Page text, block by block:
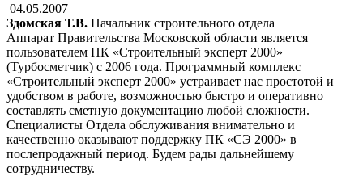
04.05.2007
Здомская Т.В. Начальник строительного отдела
Аппарат Правительства Московской области является
пользователем ПК «Строительный эксперт 2000»
(Турбосметчик) с 2006 года. Программный комплекс
«Строительный эксперт 2000» устраивает нас простотой и
удобством в работе, возможностью быстро и оперативно
составлять сметную документацию любой сложности.
Специалисты Отдела обслуживания внимательно и
качественно оказывают поддержку ПК «СЭ 2000» в
послепродажный период. Будем рады дальнейшему
сотрудничеству.